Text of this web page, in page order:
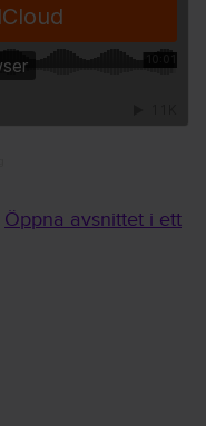
Öppna avsnittet i ett